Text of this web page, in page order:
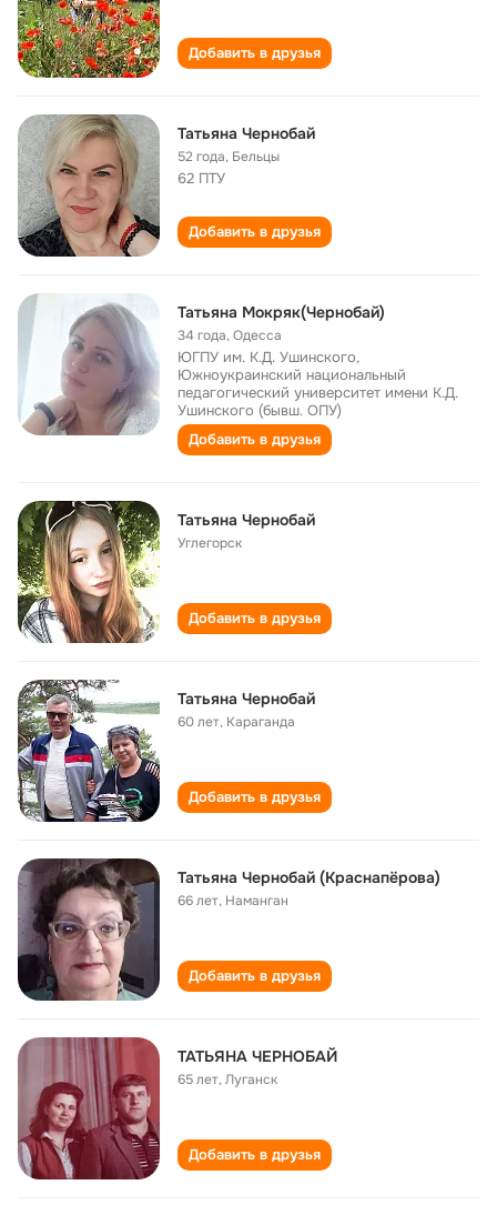
Добавить в друзья
Татьяна Чернобай
52 года, Бельцы
62 ПТУ
Добавить в друзья
Татьяна Мокряк(Чернобай)
34 года,Одесса
ЮГПУ им. К.Д. Ушинского,
Южноукраинский национальный
педагогический университет имени К.Д.
Ушинского (бывш. ОПУ)
Добавить в друзья
Татьяна Чернобай
Углегорск
Добавить в друзья
Татьяна Чернобай
60 лет, Караганда
Добавить в друзья
Татьяна Чернобай (Краснапёрова)
66 лет, Наманган
Добавить в друзья
ТАТЬЯНА ЧЕРНОБАЙ
65 лет,Луганск
Добавить в друзья